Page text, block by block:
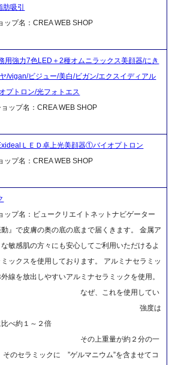
吸引
ップ名：CREA WEB SHOP
用強力7色LED＋2種オムニラックス美顔器/にき
/vigan/ビジュー/美白/ビガン/エクスイディアル
プトロン/光フォトエス
ップ名：CREA WEB SHOP
ＬＥＤ卓上光美顔器①バイオプトロン
ップ名：CREA WEB SHOP
ップ名：ビュークリエイトネットナビゲーター
動』で皮膚の奥の底の底まで届くきます。 金属ア
敏感肌の方々にも安心してご利用いただけるよ
ックスを使用しております。 アルミナセラミッ
線を放出しやすいアルミナセラミックを使用。
れを使用してい
いますと 強度は
べ約１～２倍
量が約２分の一
そのセラミックに ”ゲルマニウム”を含ませてコ